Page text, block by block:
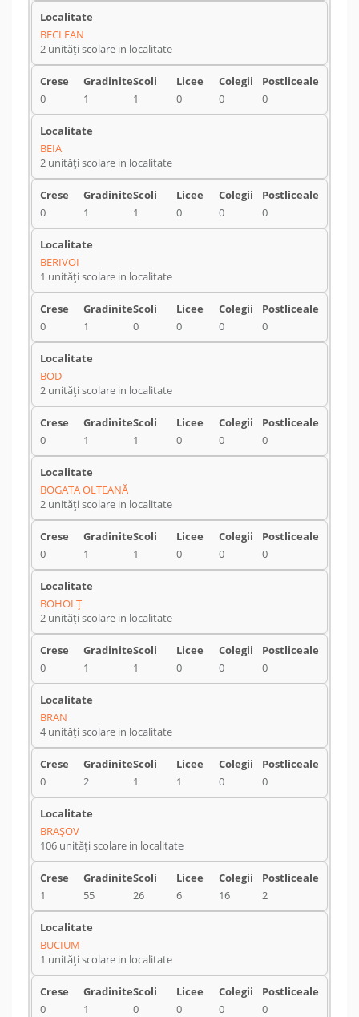
BECLEAN
2 unități scolare in localitate
0 1 1 0 0 0
BEIA
2 unități scolare in localitate
0 1 1 0 0 0
BERIVOI
1 unități scolare in localitate
0 1 0 0 0 0
BOD
2 unități scolare in localitate
0 1 1 0 0 0
BOGATA OLTEANĂ
2 unități scolare in localitate
0 1 1 0 0 0
BOHOLŢ
2 unități scolare in localitate
0 1 1 0 0 0
BRAN
4 unități scolare in localitate
0 2 1 1 0 0
BRAŞOV
106 unități scolare in localitate
1 55 26 6 16 2
BUCIUM
1 unități scolare in localitate
0 1 0 0 0 0